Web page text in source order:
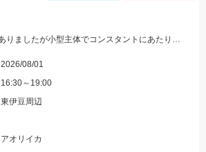
満潮前からの釣行で赤潮ありましたが小型主体でコンスタントにあたりがありました
2026/08/01
16:30～19:00
東伊豆周辺
アオリイカ